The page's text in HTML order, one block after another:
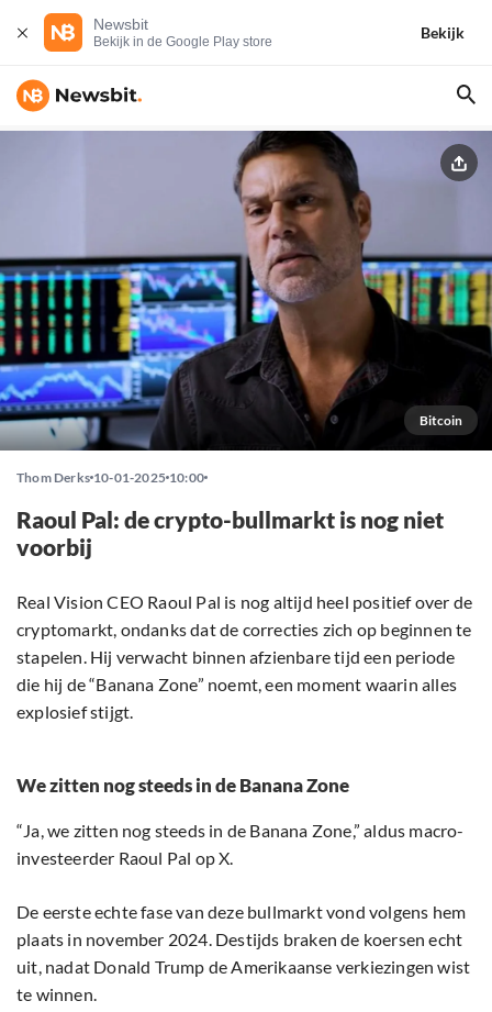
Newsbit
Bekijk in de Google Play store
Bekijk
Bitcoin
Thom Derks 10-01-2025 10:00
Raoul Pal: de crypto-bullmarkt is nog niet
voorbij
Real Vision CEO Raoul Pal is nog altijd heel positief over de
cryptomarkt, ondanks dat de correcties zich op beginnen te
stapelen. Hij verwacht binnen afzienbare tijd een periode
die hij de “Banana Zone” noemt, een moment waarin alles
explosief stijgt.
We zitten nog steeds in de Banana Zone
“Ja, we zitten nog steeds in de Banana Zone,” aldus macro-
investeerder Raoul Pal op X.
De eerste echte fase van deze bullmarkt vond volgens hem
plaats in november 2024. Destijds braken de koersen echt
uit, nadat Donald Trump de Amerikaanse verkiezingen wist
te winnen.